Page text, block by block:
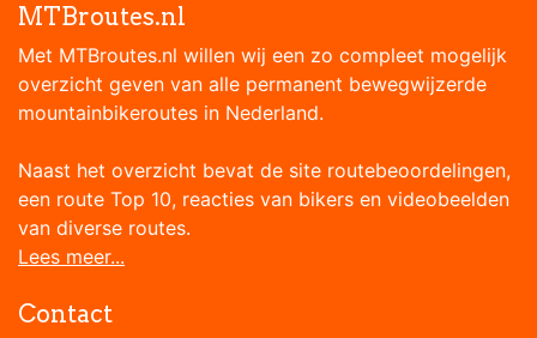
MTBroutes.nl
Met MTBroutes.nl willen wij een zo compleet mogelijk
overzicht geven van alle permanent bewegwijzerde
mountainbikeroutes in Nederland.
Naast het overzicht bevat de site routebeoordelingen,
een route Top 10, reacties van bikers en videobeelden
van diverse routes.
Lees meer...
Contact